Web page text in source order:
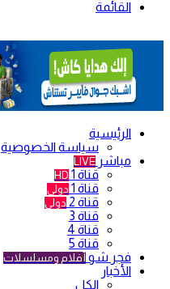
القائمة
الرئيسية
سياسة الخصوصية
مباشر LIVE
قناة 1 HD
قناة 1 دولي
قناة 2 دولي
قناة 3
قناة 4
قناة 5
فجر شو أفلام ومسلسلات
الأخبار
الكل